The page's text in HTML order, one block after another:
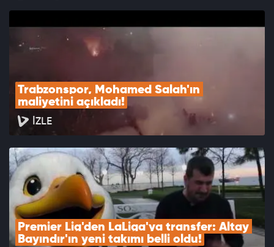
Trabzonspor, Mohamed Salah'ın
maliyetini açıkladı!
İZLE
Premier Lig'den LaLiga'ya transfer: Altay
Bayındır'ın yeni takımı belli oldu!